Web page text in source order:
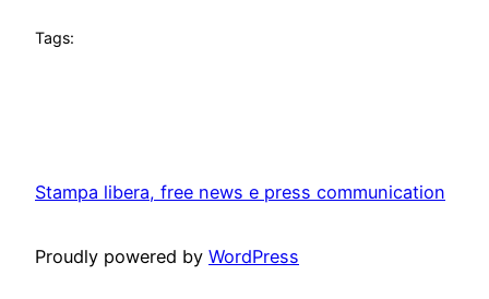
Tags:
Stampa libera, free news e press communication
Proudly powered by WordPress